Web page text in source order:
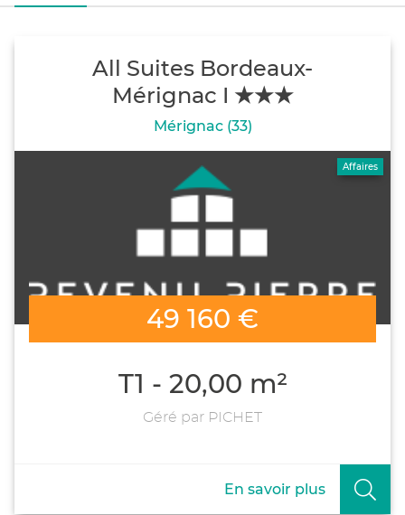
All Suites Bordeaux-
Mérignac I ★★★
Mérignac (33)
Affaires
49 160 €
T1 - 20,00 m²
Géré par PICHET
En savoir plus